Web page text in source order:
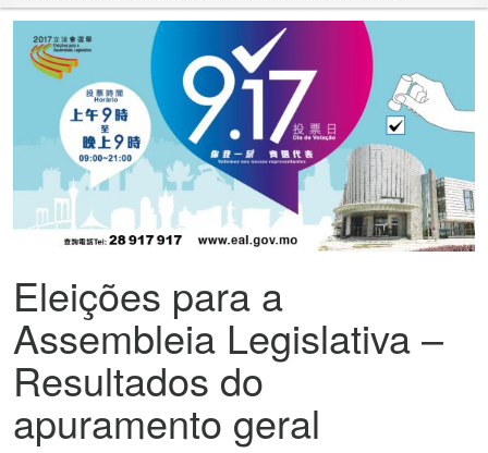
Eleições para a
Assembleia Legislativa –
Resultados do
apuramento geral